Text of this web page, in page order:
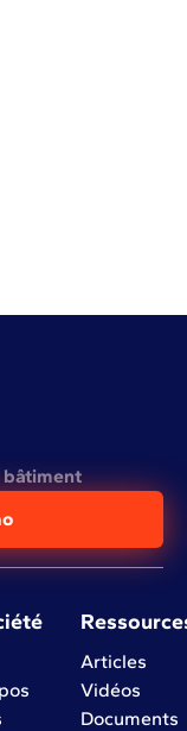
bâtiment
Articles
Vidéos
Documents